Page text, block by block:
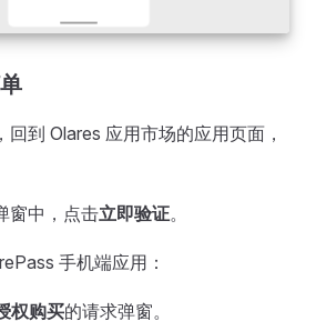
到 Olares 应用市场的应用页面，
窗中，点击立即验证。
手机端应用：
权购买的请求弹窗。